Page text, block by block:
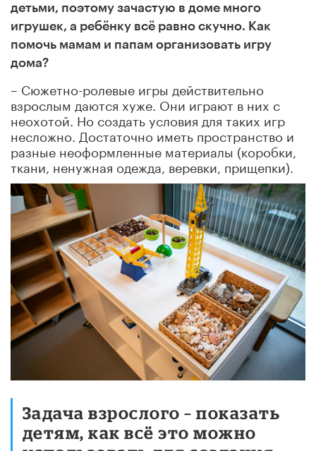
детьми, поэтому зачастую в доме много
игрушек, а ребёнку всё равно скучно. Как
помочь мамам и папам организовать игру
дома?
– Сюжетно-ролевые игры действительно
взрослым даются хуже. Они играют в них с
неохотой. Но создать условия для таких игр
несложно. Достаточно иметь пространство и
разные неоформленные материалы (коробки,
ткани, ненужная одежда, веревки, прищепки).
Задача взрослого – показать
детям, как всё это можно